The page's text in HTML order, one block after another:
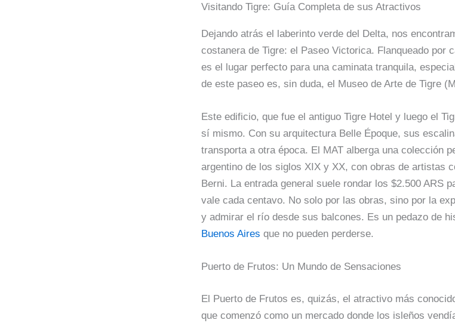
Visitando Tigre: Guía Completa de sus Atractivos
Dejando atrás el laberinto verde del Delta, nos
costanera de Tigre: el Paseo Victorica. Flanqueado por
es el lugar perfecto para una caminata tranquila,
de este paseo es, sin duda, el Museo de Arte de Tigre
Este edificio, que fue el antiguo Tigre Hotel y luego el
sí mismo. Con su arquitectura Belle Époque, sus
transporta a otra época. El MAT alberga una colección
argentino de los siglos XIX y XX, con obras de artistas
Berni. La entrada general suele rondar los $2.500 ARS
vale cada centavo. No solo por las obras, sino por la
y admirar el río desde sus balcones. Es un pedazo de
Buenos Aires que no pueden perderse.
Puerto de Frutos: Un Mundo de Sensaciones
El Puerto de Frutos es, quizás, el atractivo más
que comenzó como un mercado donde los isleños